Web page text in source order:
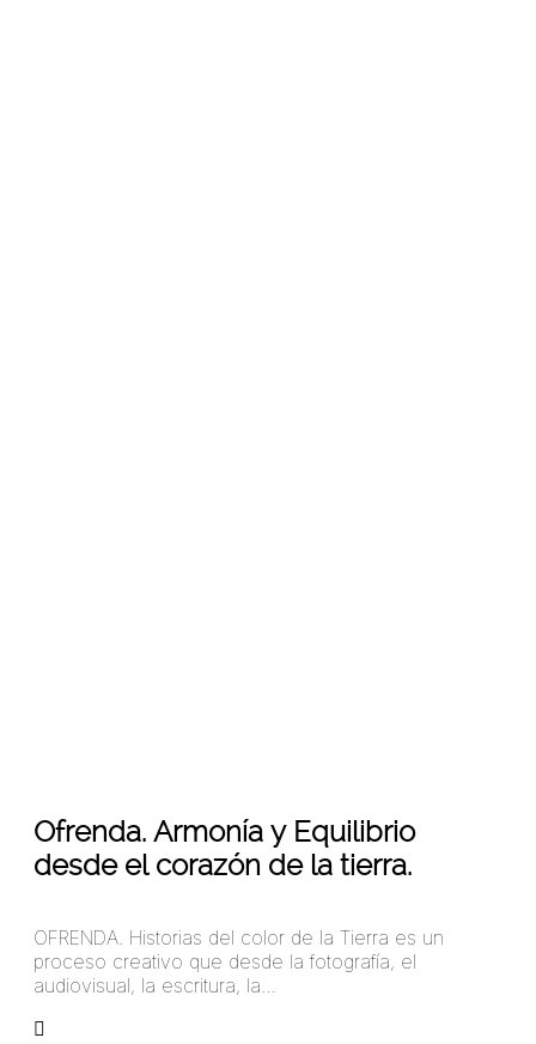
Ofrenda. Armonía y Equilibrio
desde el corazón de la tierra.
OFRENDA. Historias del color de la Tierra es un
proceso creativo que desde la fotografía, el
audiovisual, la escritura, la…